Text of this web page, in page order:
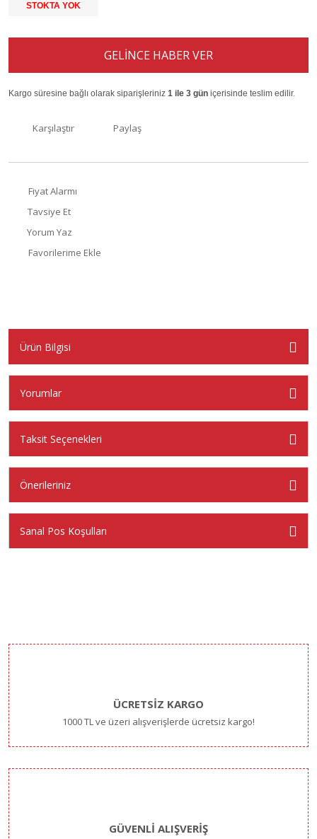
STOKTA YOK
GELİNCE HABER VER
Kargo süresine bağlı olarak siparişleriniz 1 ile 3 gün içerisinde teslim edilir.
Karşılaştır Paylaş
Fiyat Alarmı
Tavsiye Et
Yorum Yaz
Ürün Bilgisi
Yorumlar
Taksit Seçenekleri
Önerileriniz
Sanal Pos Koşulları
ÜCRETSİZ KARGO
1000 TL ve üzeri alışverişlerde ücretsiz kargo!
GÜVENLİ ALIŞVERİŞ